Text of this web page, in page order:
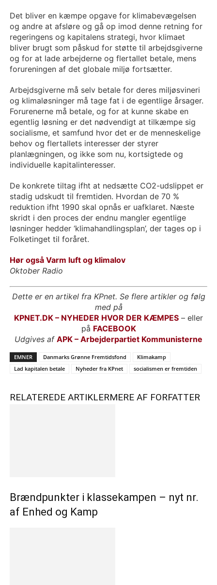
Det bliver en kæmpe opgave for klimabevægelsen
og andre at afsløre og gå op imod denne retning for
regeringens og kapitalens strategi, hvor klimaet
bliver brugt som påskud for støtte til arbejdsgiverne
og for at lade arbejderne og flertallet betale, mens
forureningen af det globale miljø fortsætter.
Arbejdsgiverne må selv betale for deres miljøsvineri
og klimaløsninger må tage fat i de egentlige årsager.
Forurenerne må betale, og for at kunne skabe en
egentlig løsning er det nødvendigt at tilkæmpe sig
socialisme, et samfund hvor det er de menneskelige
behov og flertallets interesser der styrer
planlægningen, og ikke som nu, kortsigtede og
individuelle kapitalinteresser.
De konkrete tiltag ifht at nedsætte CO2-udslippet er
stadig udskudt til fremtiden. Hvordan de 70 %
reduktion ifht 1990 skal opnås er uafklaret. Næste
skridt i den proces der endnu mangler egentlige
løsninger hedder ‘klimahandlingsplan’, der tages op i
Folketinget til foråret.
Hør også Varm luft og klimalov
Oktober Radio
Dette er en artikel fra KPnet. Se flere artikler og følg
med på
KPNET.DK – NYHEDER HVOR DER KÆMPES – eller
på FACEBOOK
Udgives af APK – Arbejderpartiet Kommunisterne
EMNER Danmarks Grønne Fremtidsfond
Klimakamp
Lad kapitalen betale
Nyheder fra KPnet socialismen er fremtiden
RELATEREDE ARTIKLERMERE AF FORFATTER
Brændpunkter i klassekampen – nyt nr.
af Enhed og Kamp